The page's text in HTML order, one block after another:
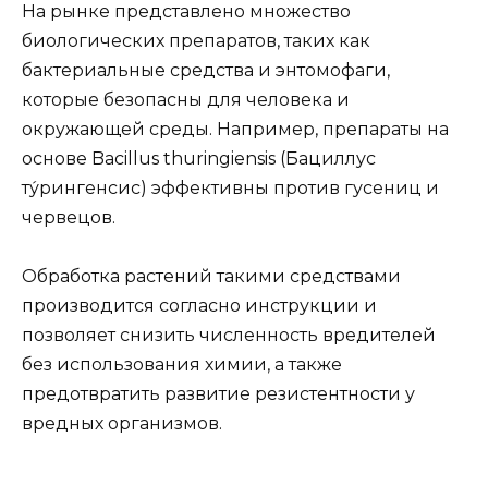
На рынке представлено множество
биологических препаратов, таких как
бактериальные средства и энтомофаги,
которые безопасны для человека и
окружающей среды. Например, препараты на
основе Bacillus thuringiensis (Бациллус
ту́рингенсис) эффективны против гусениц и
червецов.
Обработка растений такими средствами
производится согласно инструкции и
позволяет снизить численность вредителей
без использования химии, а также
предотвратить развитие резистентности у
вредных организмов.